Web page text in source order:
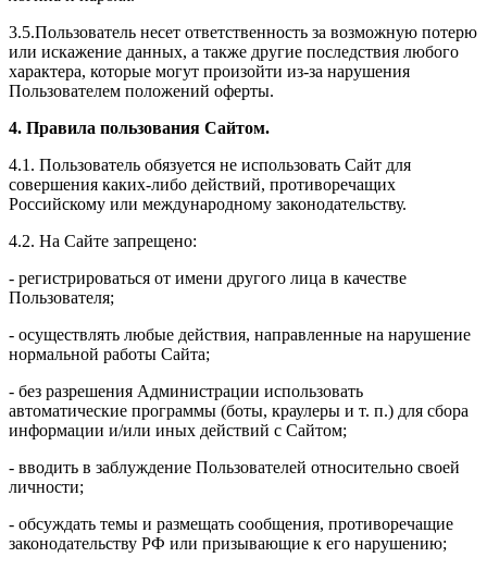
3.5.Пользователь несет ответственность за возможную потерю
или искажение данных, а также другие последствия любого
характера, которые могут произойти из-за нарушения
Пользователем положений оферты.
4. Правила пользования Сайтом.
4.1. Пользователь обязуется не использовать Сайт для
совершения каких-либо действий, противоречащих
Российскому или международному законодательству.
4.2. На Сайте запрещено:
- регистрироваться от имени другого лица в качестве
Пользователя;
- осуществлять любые действия, направленные на нарушение
нормальной работы Сайта;
- без разрешения Администрации использовать
автоматические программы (боты, краулеры и т. п.) для сбора
информации и/или иных действий с Сайтом;
- вводить в заблуждение Пользователей относительно своей
личности;
- обсуждать темы и размещать сообщения, противоречащие
законодательству РФ или призывающие к его нарушению;